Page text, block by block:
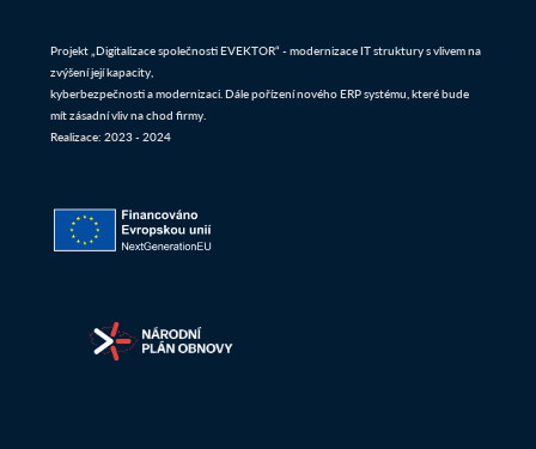
Projekt „Digitalizace společnosti EVEKTOR“ - modernizace IT struktury s vlivem na
zvýšení její kapacity,
kyberbezpečnosti a modernizaci. Dále pořízení nového ERP systému, které bude
mít zásadní vliv na chod firmy.
Realizace: 2023 - 2024